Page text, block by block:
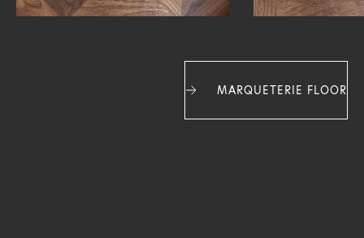
MARQUETERIE FLOOR